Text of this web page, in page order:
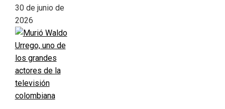
30 de junio de
2026